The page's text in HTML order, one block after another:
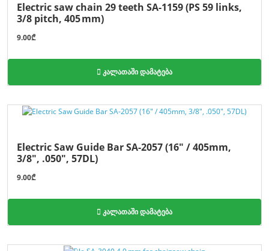
Electric saw chain 29 teeth SA-1159 (PS 59 links,
3/8 pitch, 405 mm)
9.00₾
კალათაში დამატება
Electric Saw Guide Bar SA-2057 (16" / 405mm,
3/8", .050", 57DL)
9.00₾
კალათაში დამატება